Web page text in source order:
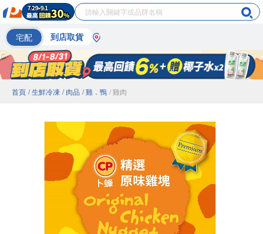
宅配 到店取貨
首頁 / 生鮮冷凍 / 肉品 / 雞．鴨 / 雞肉